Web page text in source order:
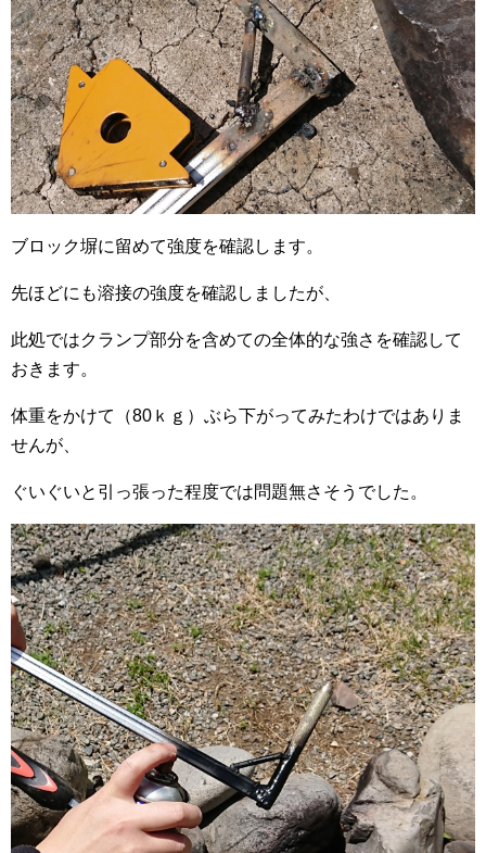
ブロック塀に留めて強度を確認します。
先ほどにも溶接の強度を確認しましたが、
此処ではクランプ部分を含めての全体的な強さを確認して
おきます。
体重をかけて（80ｋｇ）ぶら下がってみたわけではありま
せんが、
ぐいぐいと引っ張った程度では問題無さそうでした。